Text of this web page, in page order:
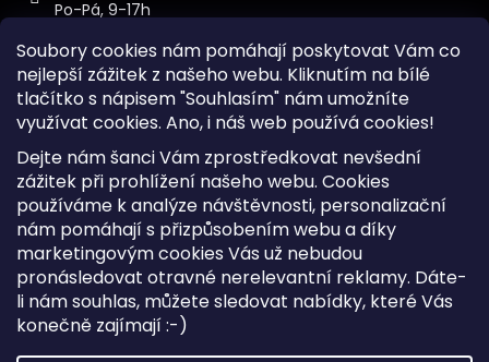
Soubory cookies nám pomáhají poskytovat Vám co
nejlepší zážitek z našeho webu. Kliknutím na bílé
tlačítko s nápisem "Souhlasím" nám umožníte
využívat cookies. Ano, i náš web používá cookies!
Dejte nám šanci Vám zprostředkovat nevšední
zážitek při prohlížení našeho webu. Cookies
používáme k analýze návštěvnosti, personalizační
nám pomáhají s přizpůsobením webu a díky
marketingovým cookies Vás už nebudou
pronásledovat otravné nerelevantní reklamy. Dáte-
li nám souhlas, můžete sledovat nabídky, které Vás
konečně zajímají :-)
Po-Pá, 9-17h
Kontakt
Sitemap
Doprava a Platba
Reklamace Zboží
Obchodní podmínky